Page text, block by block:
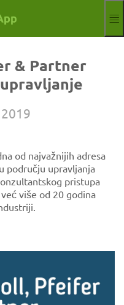
razdoblje
HRAktuelle
& Partner
od najvažnijih adresa
području upravljanja
pristupa
više od 20 godina